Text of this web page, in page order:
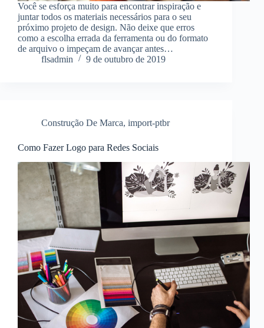
Você se esforça muito para encontrar inspiração e
juntar todos os materiais necessários para o seu
próximo projeto de design. Não deixe que erros
como a escolha errada da ferramenta ou do formato
de arquivo o impeçam de avançar antes…
flsadmin
9 de outubro de 2019
Construção De Marca, import-ptbr
Como Fazer Logo para Redes Sociais